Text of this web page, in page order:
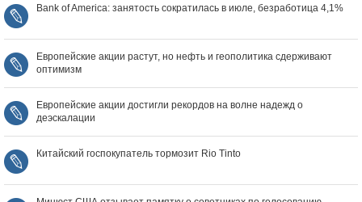
Bank of America: занятость сократилась в июле, безработица 4,1%
Европейские акции растут, но нефть и геополитика сдерживают
оптимизм
Европейские акции достигли рекордов на волне надежд о
деэскалации
Китайский госпокупатель тормозит Rio Tinto